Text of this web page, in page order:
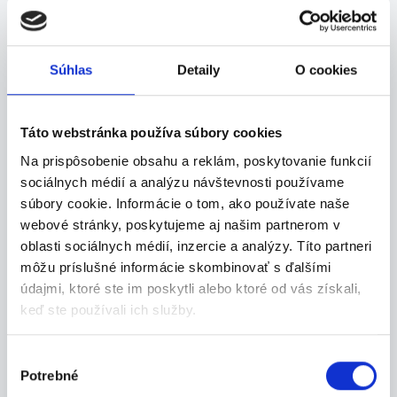
Súhlas Detaily O cookies
Táto webstránka používa súbory cookies
Na prispôsobenie obsahu a reklám, poskytovanie funkcií
sociálnych médií a analýzu návštevnosti používame
súbory cookie. Informácie o tom, ako používate naše
webové stránky, poskytujeme aj našim partnerom v
oblasti sociálnych médií, inzercie a analýzy. Títo partneri
môžu príslušné informácie skombinovať s ďalšími
údajmi, ktoré ste im poskytli alebo ktoré od vás získali,
keď ste používali ich služby.
súhlasu
Potrebné
Termín 30.07. Triedenie
zásielok v skladových
priesto...
Hľadáme šikovných brigádnikov, chlapcov aj
dievč...
Trenčín
P. J. Servis, s. r. o.
24.07.2026